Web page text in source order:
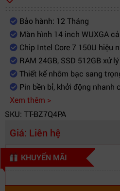
Bảo hành: 12 Tháng
Màn hình 14 inch WUXGA
Chip Intel Core 7 150U hiệu
RAM 24GB, SSD 512GB xử
Thiết kế nhôm bạc sang
Pin bền bỉ, khởi động nhanh
Xem thêm >
SKU: TT-BZ7Q4PA
Giá: Liên hệ
KHUYẾN MÃI